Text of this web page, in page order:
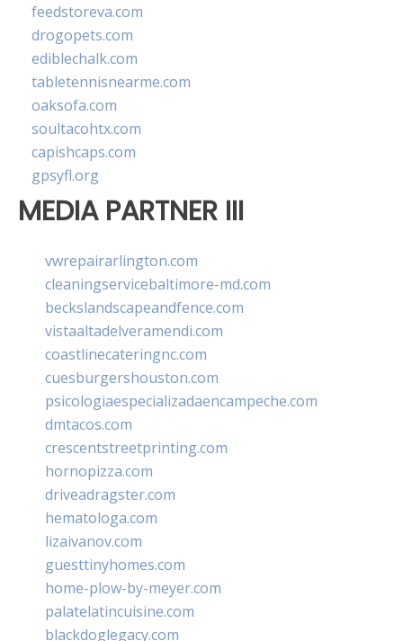
feedstoreva.com
drogopets.com
ediblechalk.com
tabletennisnearme.com
oaksofa.com
soultacohtx.com
capishcaps.com
gpsyfl.org
MEDIA PARTNER III
vwrepairarlington.com
cleaningservicebaltimore-md.com
beckslandscapeandfence.com
vistaaltadelveramendi.com
coastlinecateringnc.com
cuesburgershouston.com
psicologiaespecializadaencampeche.com
dmtacos.com
crescentstreetprinting.com
hornopizza.com
driveadragster.com
hematologa.com
lizaivanov.com
guesttinyhomes.com
home-plow-by-meyer.com
palatelatincuisine.com
blackdoglegacy.com